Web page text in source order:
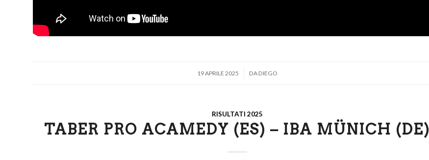
19 APRILE 2025
/ DA DIEGO
RISULTATI 2025
TABER PRO ACAMEDY (ES) – IBA MÜNICH (DE)